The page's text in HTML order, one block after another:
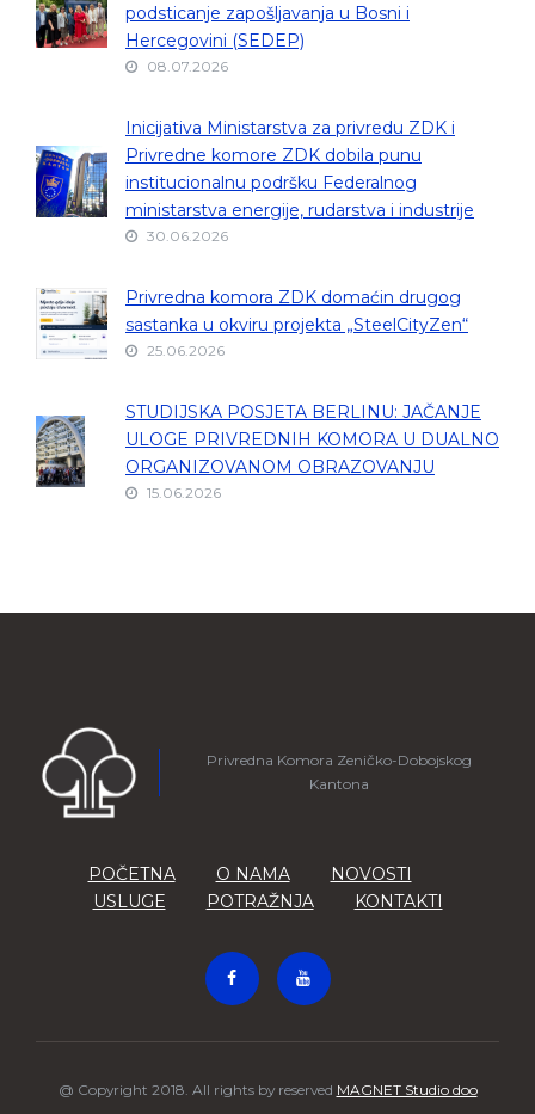
podsticanje zapošljavanja u Bosni i
Hercegovini (SEDEP)
08.07.2026
Inicijativa Ministarstva za privredu ZDK i
Privredne komore ZDK dobila punu
institucionalnu podršku Federalnog
ministarstva energije, rudarstva i industrije
30.06.2026
Privredna komora ZDK domaćin drugog
sastanka u okviru projekta „SteelCityZen“
25.06.2026
STUDIJSKA POSJETA BERLINU: JAČANJE
ULOGE PRIVREDNIH KOMORA U DUALNO
ORGANIZOVANOM OBRAZOVANJU
15.06.2026
Privredna Komora Zeničko-Dobojskog
Kantona
POČETNA O NAMA
NOVOSTI
USLUGE
POTRAŽNJA KONTAKTI
@ Copyright 2018. All rights by reserved MAGNET Studio doo